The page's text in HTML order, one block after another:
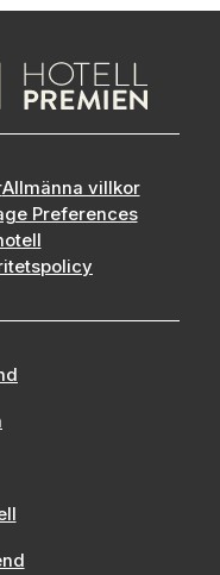
Allmänna villkor
Preferences